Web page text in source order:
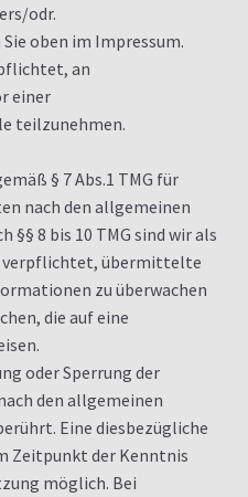
odr.
oben im Impressum.
an
einer
teilzunehmen.
§ 7 Abs.1 TMG für
nach den allgemeinen
8 bis 10 TMG sind wir als
verpflichtet, übermittelte
zu überwachen
die auf eine
oder Sperrung der
den allgemeinen
Eine diesbezügliche
Zeitpunkt der Kenntnis
möglich. Bei